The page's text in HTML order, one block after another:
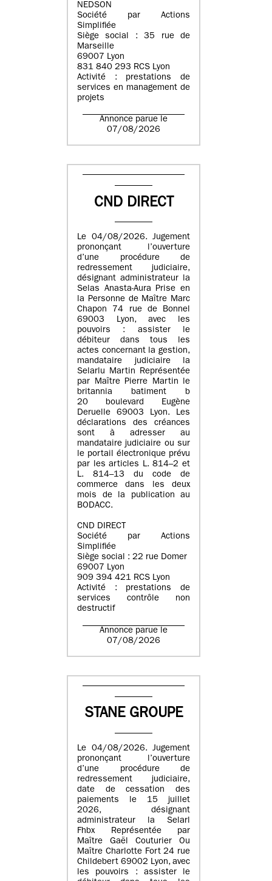
NEDSON
Société par Actions
Simplifiée
Siège social : 35 rue de
Marseille
69007 Lyon
831 840 293 RCS Lyon
Activité : prestations de
services en management de
projets
Annonce parue le
07/08/2026
CND DIRECT
Le 04/08/2026. Jugement
prononçant l’ouverture
d’une procédure de
redressement judiciaire,
désignant administrateur la
Selas Anasta-Aura Prise en
la Personne de Maître Marc
Chapon 74 rue de Bonnel
69003 Lyon, avec les
pouvoirs : assister le
débiteur dans tous les
actes concernant la gestion,
mandataire judiciaire la
Selarlu Martin Représentée
par Maître Pierre Martin le
britannia batiment b
20 boulevard Eugène
Deruelle 69003 Lyon. Les
déclarations des créances
sont à adresser au
mandataire judiciaire ou sur
le portail électronique prévu
par les articles L. 814–2 et
L. 814–13 du code de
commerce dans les deux
mois de la publication au
BODACC.
CND DIRECT
Société par Actions
Simplifiée
Siège social : 22 rue Domer
69007 Lyon
909 394 421 RCS Lyon
Activité : prestations de
services contrôle non
destructif
Annonce parue le
07/08/2026
STANE GROUPE
Le 04/08/2026. Jugement
prononçant l’ouverture
d’une procédure de
redressement judiciaire,
date de cessation des
paiements le 15 juillet
2026, désignant
administrateur la Selarl
Fhbx Représentée par
Maître Gaël Couturier Ou
Maître Charlotte Fort 24 rue
Childebert 69002 Lyon, avec
les pouvoirs : assister le